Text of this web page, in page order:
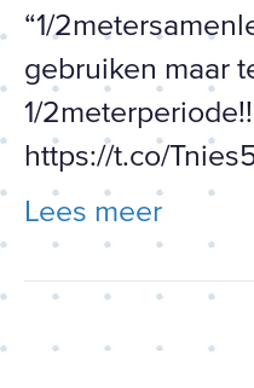
“1/
gebruiken maar
1/
https://t.co/
Lees meer
En dan zijn